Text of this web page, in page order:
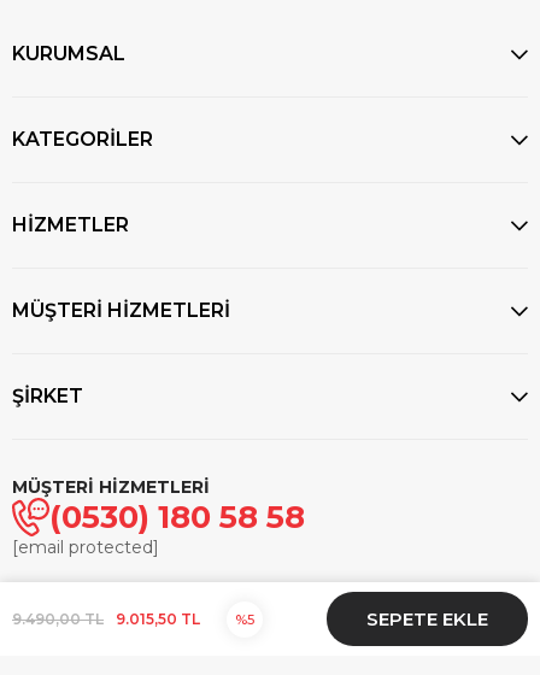
KURUMSAL
KATEGORİLER
HİZMETLER
MÜŞTERİ HİZMETLERİ
ŞİRKET
MÜŞTERİ HİZMETLERİ
(0530) 180 58 58
[email protected]
- Tüm hakları saklıdır.
9.490,00 TL 9.015,50 TL 5